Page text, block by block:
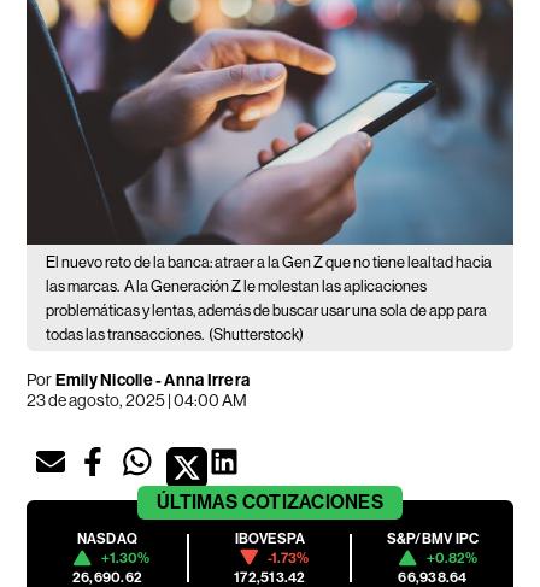
El nuevo reto de la banca: atraer a la Gen Z que no tiene lealtad hacia
las marcas. A la Generación Z le molestan las aplicaciones
problemáticas y lentas, además de buscar usar una sola de app para
todas las transacciones. (Shutterstock)
PorEmily Nicolle - Anna Irrera
23 de agosto, 2025 | 04:00 AM
ÚLTIMAS COTIZACIONES
NASDAQ
+1.30%
26,690.62
IBOVESPA
-1.73%
172,513.42
S&P/BMV IPC
+0.82%
66,938.64